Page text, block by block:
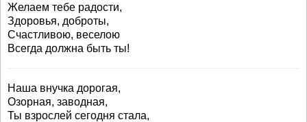
Желаем тебе радости,
Здоровья, доброты,
Счастливою, веселою
Всегда должна быть ты!
Наша внучка дорогая,
Озорная, заводная,
Ты взрослей сегодня стала,